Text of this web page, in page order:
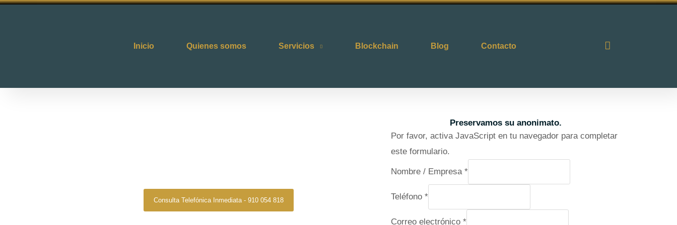
Inicio Quienes somos Servicios Blockchain Blog Contacto
Consulta Telefónica Inmediata - 910 054 818
Preservamos su anonimato.
Por favor, activa JavaScript en tu navegador para completar
este formulario.
Nombre / Empresa*
o
u
Teléfono*
Correo electrónico*